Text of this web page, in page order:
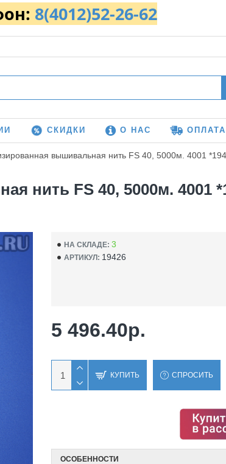
8(4012)52-26-62
СКИДКИ О НАС
вышивальная нить FS 40, 5000м. 4001
нить FS 40, 5000м. 4001
НА СКЛАДЕ: 3
АРТИКУЛ: 19426
5 496.40р.
КУПИТЬ СПРОСИТЬ
ОСОБЕННОСТИ